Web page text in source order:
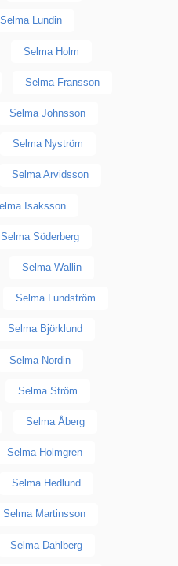
Selma Lundin
Selma Holm
Selma Fransson
Selma Johnsson
Selma Nyström
Selma Arvidsson
Isaksson
Selma Söderberg
Selma Wallin
Selma Lundström
Selma Björklund
Selma Nordin
Selma Ström
Selma Åberg
Selma Holmgren
Selma Hedlund
Selma Martinsson
Selma Dahlberg